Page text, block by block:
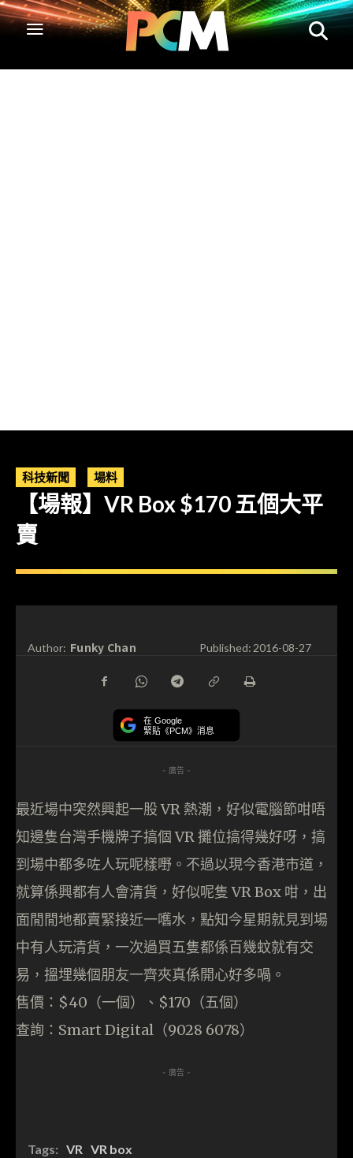
科技新聞 場料
【場報】VR Box $170 五個大平
賣
Author: Funky Chan Published:2016-08-27
在 Google
緊貼《PCM》消息
- 廣告 -
最近場中突然興起一股 VR 熱潮，好似電腦節咁唔
知邊隻台灣手機牌子搞個 VR 攤位搞得幾好呀，搞
到場中都多咗人玩呢樣嘢。不過以現今香港市道，
就算係興都有人會清貨，好似呢隻 VR Box 咁，出
面閒閒地都賣緊接近一嚿水，點知今星期就見到場
中有人玩清貨，一次過買五隻都係百幾蚊就有交
易，搵埋幾個朋友一齊夾真係開心好多喎。
售價：$40（一個）、$170（五個）
查詢：Smart Digital（9028 6078）
- 廣告 -
Tags: VR VR box